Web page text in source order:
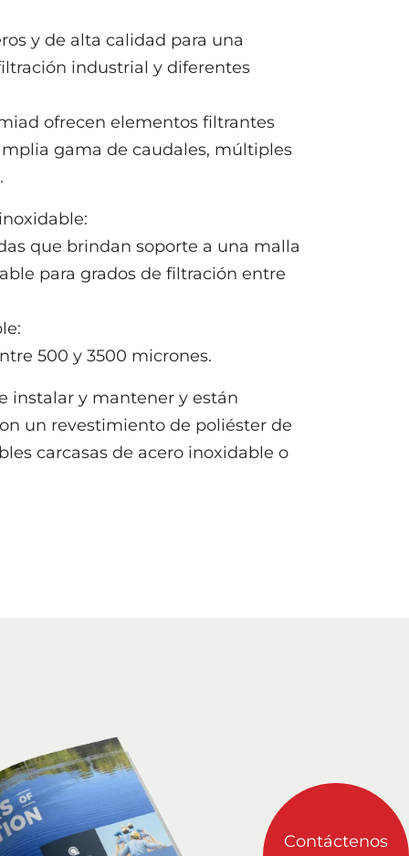
y de alta calidad para una
industrial y diferentes
ofrecen elementos filtrantes
gama de caudales, múltiples
que brindan soporte a una malla
para grados de filtración entre
500 y 3500 micrones.
instalar y mantener y están
un revestimiento de poliéster de
carcasas de acero inoxidable o
Contáctenos